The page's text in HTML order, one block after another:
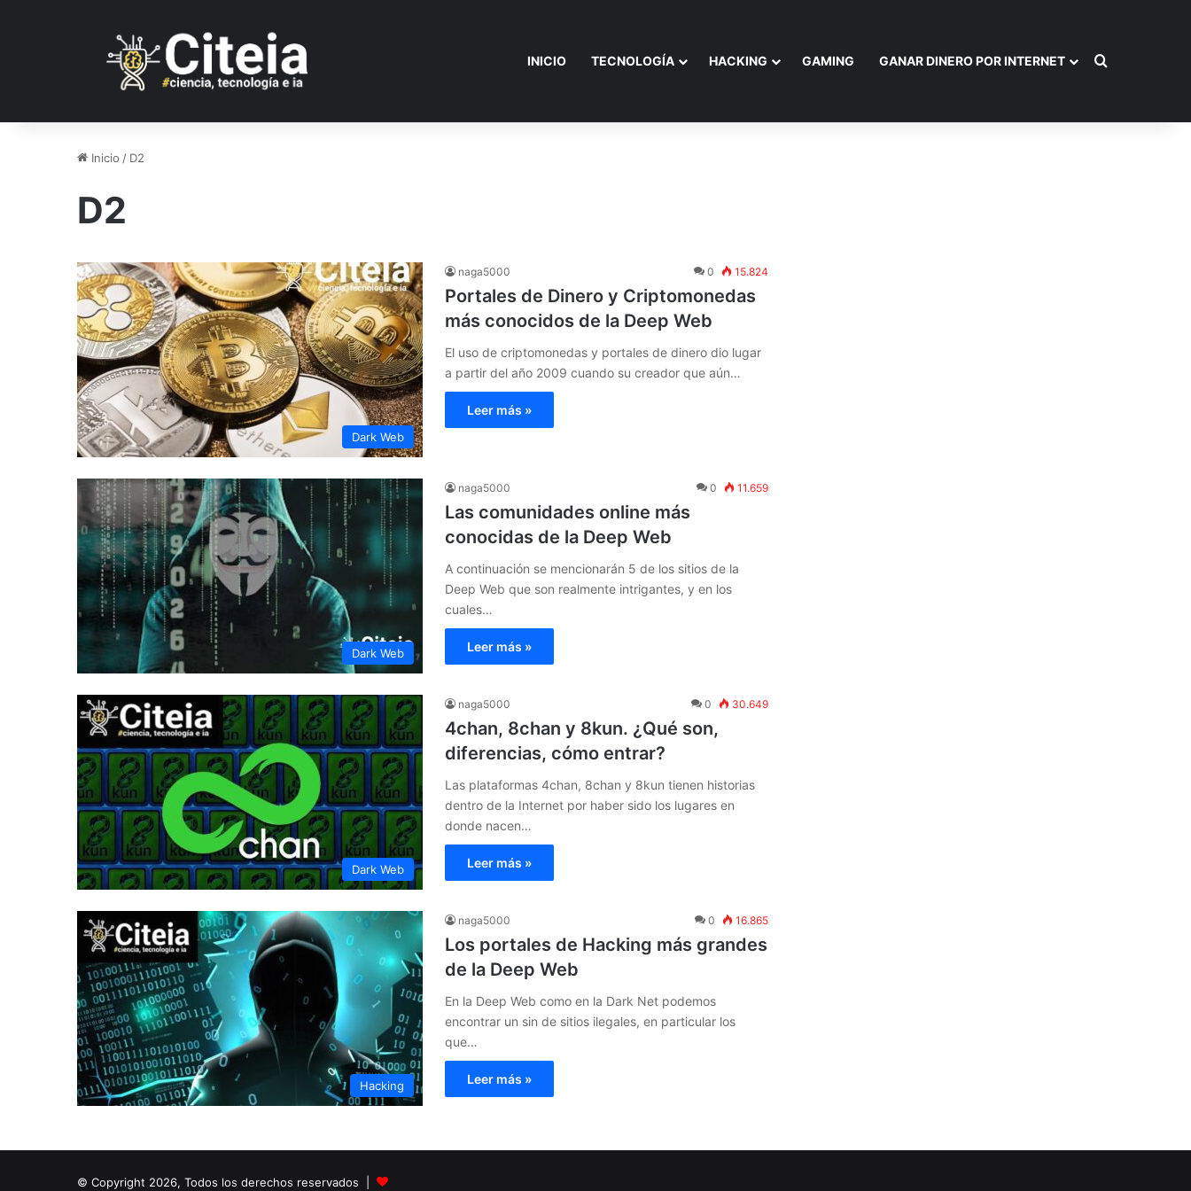
INICIO TECNOLOGÍA HACKING GAMING GANAR DINERO POR INTERNET Buscar por
Inicio / D2
D2
Dark Web
naga5000 0 15.824
Portales de Dinero y Criptomonedas
más conocidos de la Deep Web
El uso de criptomonedas y portales de dinero dio lugar
a partir del año 2009 cuando su creador que aún…
Leer más »
Dark Web
naga5000 0 11.659
Las comunidades online más
conocidas de la Deep Web
A continuación se mencionarán 5 de los sitios de la
Deep Web que son realmente intrigantes, y en los
cuales…
Leer más »
Dark Web
naga5000 0 30.649
4chan, 8chan y 8kun. ¿Qué son,
diferencias, cómo entrar?
Las plataformas 4chan, 8chan y 8kun tienen historias
dentro de la Internet por haber sido los lugares en
donde nacen…
Leer más »
Hacking
naga5000 0 16.865
Los portales de Hacking más grandes
de la Deep Web
En la Deep Web como en la Dark Net podemos
encontrar un sin de sitios ilegales, en particular los
que…
Leer más »
© Copyright 2026, Todos los derechos reservados |